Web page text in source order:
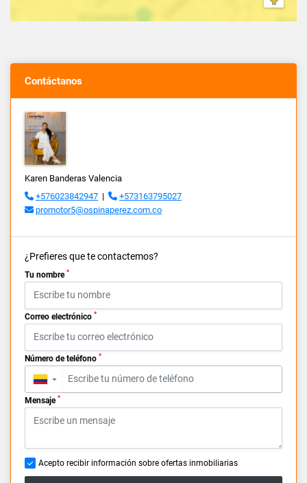
Contáctanos
Karen Banderas Valencia
+576023842947 |
+573163795027
promotor5@ospinaperez.com.co
¿Prefieres que te contactemos?
Tu nombre *
Correo electrónico *
Número de teléfono *
▼
Mensaje *
Acepto recibir información sobre ofertas inmobiliarias